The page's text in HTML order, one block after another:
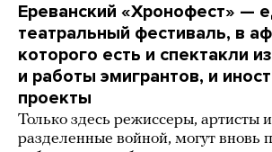
Ереванский «Хронофест» —
театральный фестиваль, в
которого есть и спектакли
и работы эмигрантов, и
проекты
Только здесь режиссеры, артисты
разделенные войной, могут вновь